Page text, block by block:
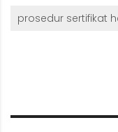
prosedur sertifikat